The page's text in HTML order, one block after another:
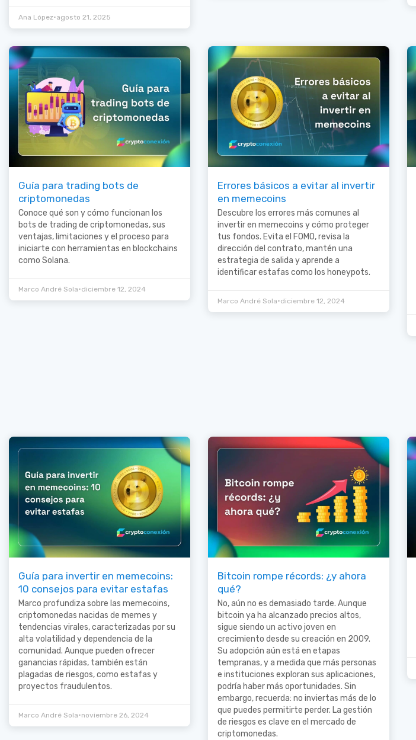
Ana López•agosto 21, 2025
Guía para trading bots de
criptomonedas
Conoce qué son y cómo funcionan los
bots de trading de criptomonedas, sus
ventajas, limitaciones y el proceso para
iniciarte con herramientas en blockchains
como Solana.
Marco André Sola•diciembre 12, 2024
Errores básicos a evitar al invertir
en memecoins
Descubre los errores más comunes al
invertir en memecoins y cómo proteger
tus fondos. Evita el FOMO, revisa la
dirección del contrato, mantén una
estrategia de salida y aprende a
identificar estafas como los honeypots.
Marco André Sola•diciembre 12, 2024
Guía para invertir en memecoins:
10 consejos para evitar estafas
Marco profundiza sobre las memecoins,
criptomonedas nacidas de memes y
tendencias virales, caracterizadas por su
alta volatilidad y dependencia de la
comunidad. Aunque pueden ofrecer
ganancias rápidas, también están
plagadas de riesgos, como estafas y
proyectos fraudulentos.
Marco André Sola•noviembre 26, 2024
Bitcoin rompe récords: ¿y ahora
qué?
No, aún no es demasiado tarde. Aunque
bitcoin ya ha alcanzado precios altos,
sigue siendo un activo joven en
crecimiento desde su creación en 2009.
Su adopción aún está en etapas
tempranas, y a medida que más personas
e instituciones exploran sus aplicaciones,
podría haber más oportunidades. Sin
embargo, recuerda: no inviertas más de lo
que puedes permitirte perder. La gestión
de riesgos es clave en el mercado de
criptomonedas.